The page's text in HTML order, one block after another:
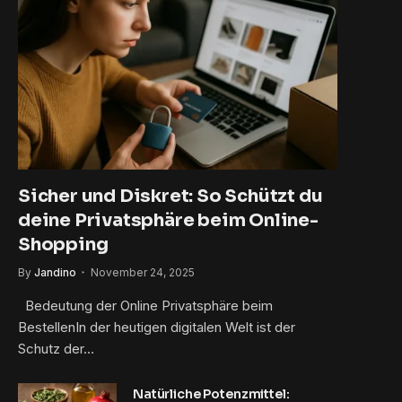
Sicher und Diskret: So Schützt du
deine Privatsphäre beim Online-
Shopping
By Jandino November 24, 2025
Bedeutung der Online Privatsphäre beim
BestellenIn der heutigen digitalen Welt ist der
Schutz der…
Natürliche Potenzmittel: